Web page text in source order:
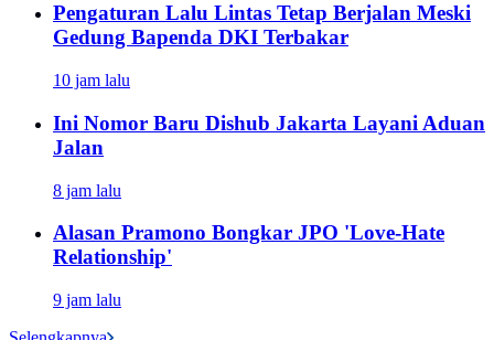
Pengaturan Lalu Lintas Tetap Berjalan Meski
Gedung Bapenda DKI Terbakar
10 jam lalu
Ini Nomor Baru Dishub Jakarta Layani Aduan
Jalan
8 jam lalu
Alasan Pramono Bongkar JPO 'Love-Hate
Relationship'
9 jam lalu